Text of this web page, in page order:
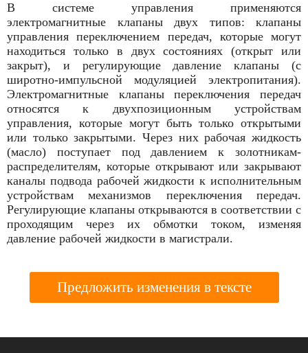
В системе управления применяются
электромагнитные клапаны двух типов: клапаны
управления переключением передач, которые могут
находиться только в двух состояниях (открыт или
закрыт), и регулирующие давление клапаны (с
широтно-импульсной модуляцией электропитания).
Электромагнитные клапаны переключения передач
относятся к двухпозиционным устройствам
управления, которые могут быть только открытыми
или только закрытыми. Через них рабочая жидкость
(масло) поступает под давлением к золотникам-
распределителям, которые открывают или закрывают
каналы подвода рабочей жидкости к исполнительным
устройствам механизмов переключения передач.
Регулирующие клапаны открываются в соответствии с
проходящим через их обмотки током, изменяя
давление рабочей жидкости в магистрали.
Предложить изменения в тексте